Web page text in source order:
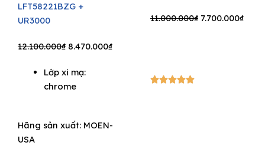
LFT58221BZG +
UR3000
12.100.000₫ Original
was:
12.100.000₫.
8.470.000₫Current
Lớp xi mạ:
chrome
Hãng sản xuất: MOEN-
USA
11.000.000₫ Original
7.700.000₫
5/5